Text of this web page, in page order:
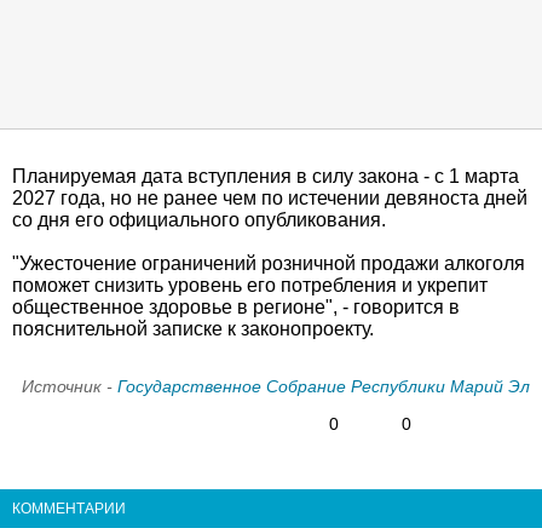
Планируемая дата вступления в силу закона - с 1 марта
2027 года, но не ранее чем по истечении девяноста дней
со дня его официального опубликования.
"Ужесточение ограничений розничной продажи алкоголя
поможет снизить уровень его потребления и укрепит
общественное здоровье в регионе", - говорится в
пояснительной записке к законопроекту.
Источник - Государственное Собрание Республики Марий Эл
0
0
КОММЕНТАРИИ